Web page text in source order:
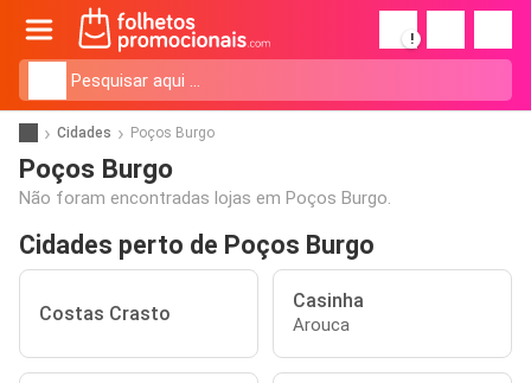
!
Cidades Poços Burgo
Poços Burgo
Não foram encontradas lojas em Poços Burgo.
Cidades perto de Poços Burgo
Costas Crasto
Casinha
Arouca